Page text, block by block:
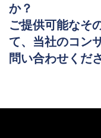
か？
ご提供可能なそ
て、当社のコン
問い合わせくだ